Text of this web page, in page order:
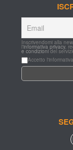
Inscrivendomi alla
l'informativa privacy,
e condizioni del
Accetto